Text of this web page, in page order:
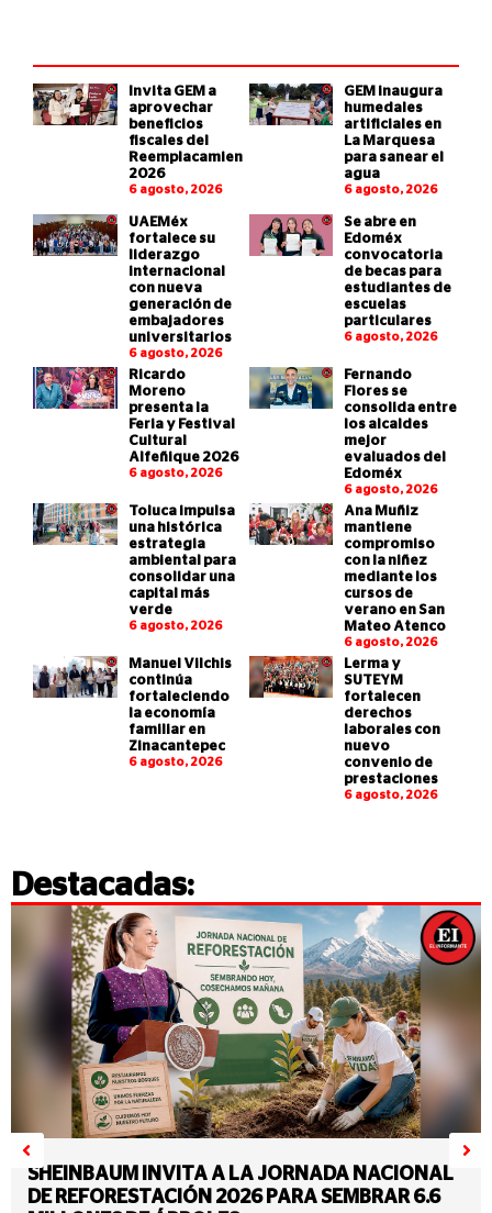
Invita GEM a
aprovechar
beneficios
fiscales del
Reemplacamiento
2026
6 agosto, 2026
GEM inaugura
humedales
artificiales en
La Marquesa
para sanear el
agua
6 agosto, 2026
UAEMéx
fortalece su
liderazgo
internacional
con nueva
generación de
embajadores
universitarios
6 agosto, 2026
Se abre en
Edoméx
convocatoria
de becas para
estudiantes de
escuelas
particulares
6 agosto, 2026
Ricardo
Moreno
presenta la
Feria y Festival
Cultural
Alfeñique 2026
6 agosto, 2026
Fernando
Flores se
consolida entre
los alcaldes
mejor
evaluados del
Edoméx
6 agosto, 2026
Toluca impulsa
una histórica
estrategia
ambiental para
consolidar una
capital más
verde
6 agosto, 2026
Ana Muñiz
mantiene
compromiso
con la niñez
mediante los
cursos de
verano en San
Mateo Atenco
6 agosto, 2026
Manuel Vilchis
continúa
fortaleciendo
la economía
familiar en
Zinacantepec
6 agosto, 2026
Lerma y
SUTEYM
fortalecen
derechos
laborales con
nuevo
convenio de
prestaciones
6 agosto, 2026
Destacadas:
SHEINBAUM INVITA A LA JORNADA NACIONAL
DE REFORESTACIÓN 2026 PARA SEMBRAR 6.6